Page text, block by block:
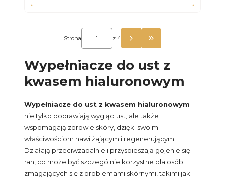
Strona z 4
PRZEJDŹ DO
Wypełniacze do ust z
kwasem hialuronowym
Wypełniacze do ust z kwasem hialuronowym
nie tylko poprawiają wygląd ust, ale także
wspomagają zdrowie skóry, dzięki swoim
właściwościom nawilżającym i regenerującym.
Działają przeciwzapalnie i przyspieszają gojenie się
ran, co może być szczególnie korzystne dla osób
zmagających się z problemami skórnymi, takimi jak